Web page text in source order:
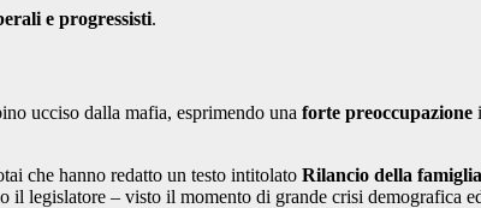
e progressisti.
ucciso dalla mafia, esprimendo una forte preoccupazione
che hanno redatto un testo intitolato Rilancio della
legislatore – visto il momento di grande crisi demografica